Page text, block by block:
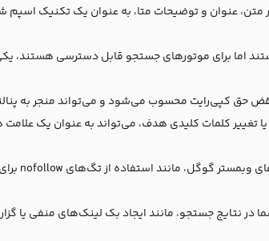
متن، عنوان و توضیحات متا، به عنوان یک تکنیک اسپم
اما برای موتورهای جستجو قابل دسترسی هستند،
حق کپی‌رایت محسوب می‌شود و می‌تواند منجر به
تغییر کلمات کلیدی هدف، می‌تواند به عنوان یک
عدم رعایت دستورالعمل‌های وبمستر گوگل، مانند استفاده از تگ‌های nofollow برای
در نتایج جستجو، مانند ایجاد بک لینک‌های منفی یا